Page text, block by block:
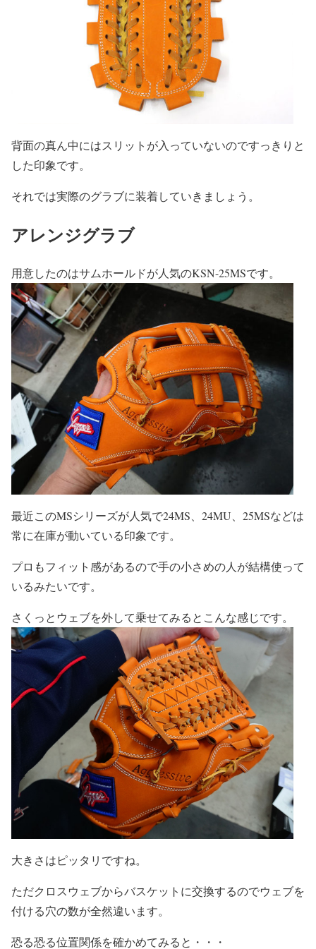
背面の真ん中にはスリットが入っていないのですっきりと
した印象です。
それでは実際のグラブに装着していきましょう。
アレンジグラブ
用意したのはサムホールドが人気のKSN-25MSです。
最近このMSシリーズが人気で24MS、24MU、25MSなどは
常に在庫が動いている印象です。
プロもフィット感があるので手の小さめの人が結構使って
いるみたいです。
さくっとウェブを外して乗せてみるとこんな感じです。
大きさはピッタリですね。
ただクロスウェブからバスケットに交換するのでウェブを
付ける穴の数が全然違います。
恐る恐る位置関係を確かめてみると・・・